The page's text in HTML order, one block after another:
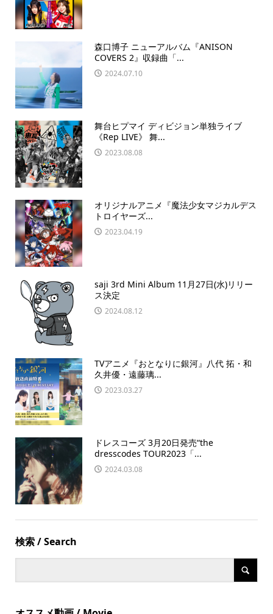
森口博子 ニューアルバム『ANISON
COVERS 2』収録曲「...
2024.07.10
舞台ヒプマイ ディビジョン単独ライブ
《Rep LIVE》 舞...
2023.08.08
オリジナルアニメ『魔法少⼥マジカルデス
トロイヤーズ...
2023.04.19
saji 3rd Mini Album 11月27日(水)リリー
ス決定
2024.08.12
TVアニメ『おとなりに銀河』八代 拓・和
久井優・遠藤璃...
2023.03.27
ドレスコーズ 3月20日発売“the
dresscodes TOUR2023「...
2024.03.08
検索 / Search